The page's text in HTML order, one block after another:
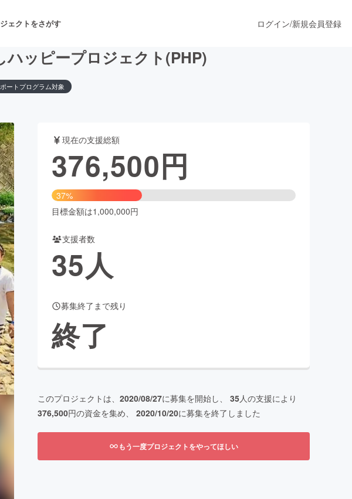
ェクトをさがす
台・パフォーマンス
ード・飲食店 ファッション
ニメ・漫画
ューティー・ヘルスケア
Creation
ミュニティ
ログイン/新規会員登録
ッピープロジェクト(PHP)
ートプログラム対象
現在の支援総額
376,500円
37%
目標金額は1,000,000円
支援者数
35人
募集終了まで残り
終了
このプロジェクトは、 2020/08/27に募集を開始し、 35人の支援により
376,500円の資金を集め、 2020/10/20に募集を終了しました
もう一度プロジェクトをやってほしい